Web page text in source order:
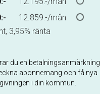
12.859:-/mån
3,95% ränta
du en betalningsanmärkning.
abonnemang och få nya
i din kommun.